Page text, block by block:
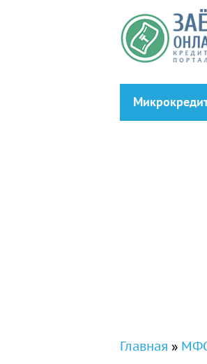
Вы здесь
Главная »